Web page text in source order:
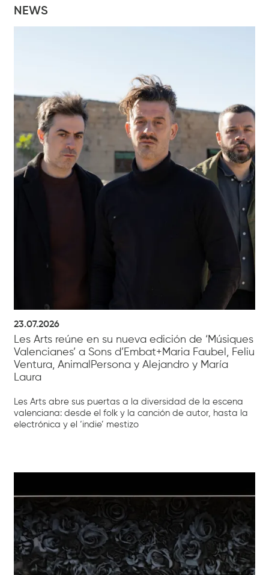
NEWS
23.07.2026
Les Arts reúne en su nueva edición de ‘Músiques
Valencianes’ a Sons d’Embat+Maria Faubel, Feliu
Ventura, AnimalPersona y Alejandro y María
Laura
Les Arts abre sus puertas a la diversidad de la escena
valenciana: desde el folk y la canción de autor, hasta la
electrónica y el ‘indie’ mestizo